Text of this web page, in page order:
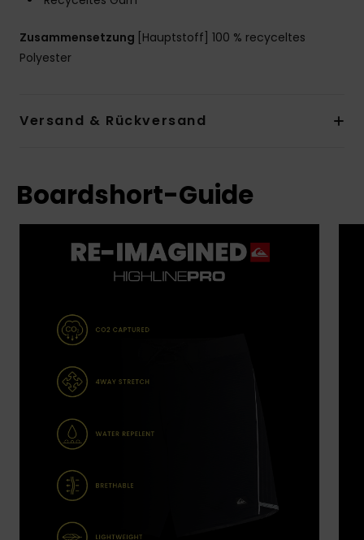
Zusammensetzung [Hauptstoff] 100 % recyceltes
Polyester
Versand & Rückversand
Boardshort-Guide